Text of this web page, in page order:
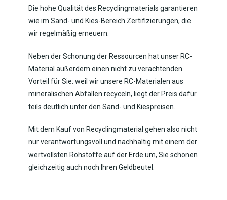
Die hohe Qualität des Recyclingmaterials garantieren
wie im Sand- und Kies-Bereich Zertifizierungen, die
wir regelmäßig erneuern.
Neben der Schonung der Ressourcen hat unser RC-
Material außerdem einen nicht zu verachtenden
Vorteil für Sie: weil wir unsere RC-Materialen aus
mineralischen Abfällen recyceln, liegt der Preis dafür
teils deutlich unter den Sand- und Kiespreisen.
Mit dem Kauf von Recyclingmaterial gehen also nicht
nur verantwortungsvoll und nachhaltig mit einem der
wertvollsten Rohstoffe auf der Erde um, Sie schonen
gleichzeitig auch noch Ihren Geldbeutel.